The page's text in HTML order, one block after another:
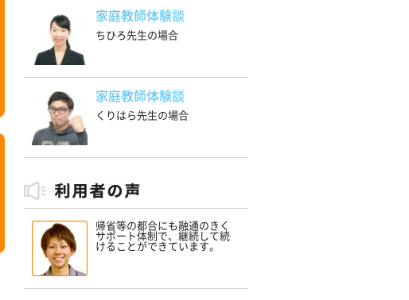
家庭教師体験談
ちひろ先生の場合
家庭教師体験談
くりはら先生の場合
帰省等の都合にも融通のきく
サポート体制で、継続して続
けることができています。